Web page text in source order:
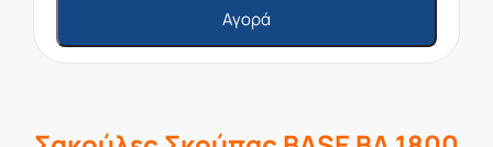
Αγορά